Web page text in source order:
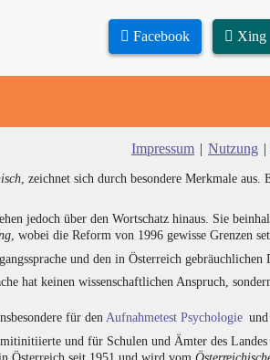
Facebook Xing
Impressum | Nutzung |
, zeichnet sich durch besondere Merkmale
jedoch über den Wortschatz hinaus. Sie
, wobei die Reform von 1996 gewisse Grenzen
und den in Österreich
hat keinen wissenschaftlichen Anspruch,
für den Aufnahmetest Psychologie
und für Schulen und Ämter des